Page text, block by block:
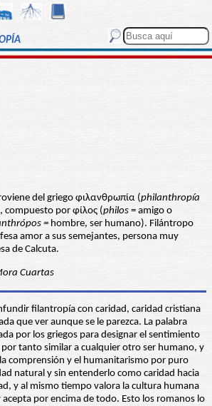
del griego φιλανθρωπία (philanthropía
compuesto por φίλος (philos = amigo o
= hombre, ser humano). Filántropo
amor a sus semejantes, persona muy
de Calcuta.
Cuartas
filantropía con caridad, caridad cristiana
que ver aunque se le parezca. La palabra
por los griegos para designar el sentimiento
tanto similar a cualquier otro ser humano, y
comprensión y el humanitarismo por puro
natural y sin entenderlo como caridad hacia
y al mismo tiempo valora la cultura humana
por encima de todo. Esto los romanos lo